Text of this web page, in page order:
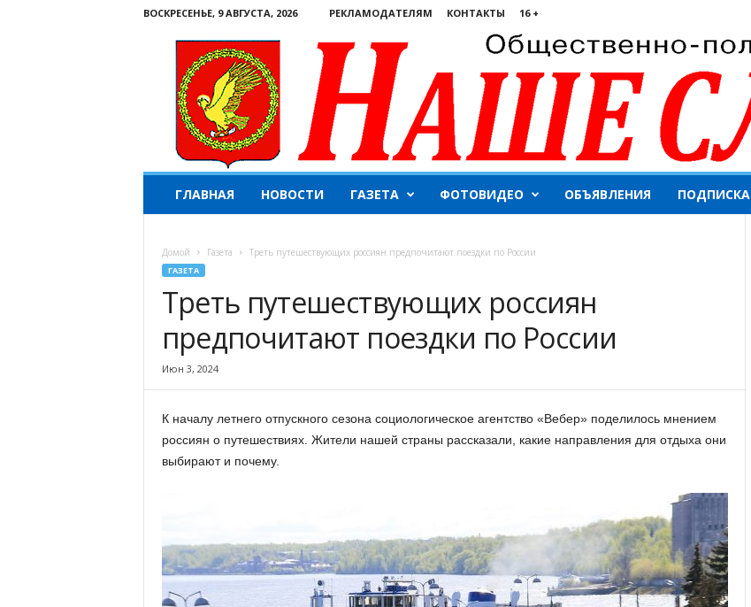
ВОСКРЕСЕНЬЕ, 9 АВГУСТА, 2026 РЕКЛАМОДАТЕЛЯМ КОНТАКТЫ 16 +
ш
ГЛАВНАЯ НОВОСТИ ГАЗЕТА ФОТОВИДЕО ОБЪЯВЛЕНИЯ ПОДПИСКА
Домой Газета Треть путешествующих россиян предпочитают поездки по России
ГАЗЕТА
Треть путешествующих россиян
предпочитают поездки по России
Июн 3, 2024
К началу летнего отпускного сезона социологическое агентство «Вебер» поделилось мнением
россиян о путешествиях. Жители нашей страны рассказали, какие направления для отдыха они
выбирают и почему.